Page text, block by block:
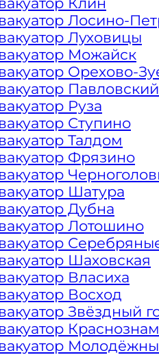
Лосино-
Луховицы
Можайск
Орехово-
Руза
Ступино
Талдом
Фрязино
Шатура
Дубна
Лотошино
Шаховская
Власиха
Восход
Звёздный